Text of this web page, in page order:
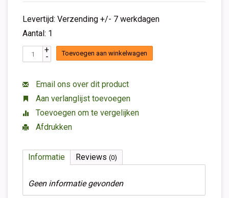
Levertijd: Verzending +/- 7 werkdagen
Aantal: 1
+
- Toevoegen aan winkelwagen
Email ons over dit product
Aan verlanglijst toevoegen
Toevoegen om te vergelijken
Afdrukken
Informatie Reviews (0)
Geen informatie gevonden